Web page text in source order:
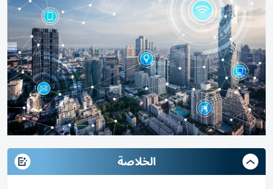
الخلاصة